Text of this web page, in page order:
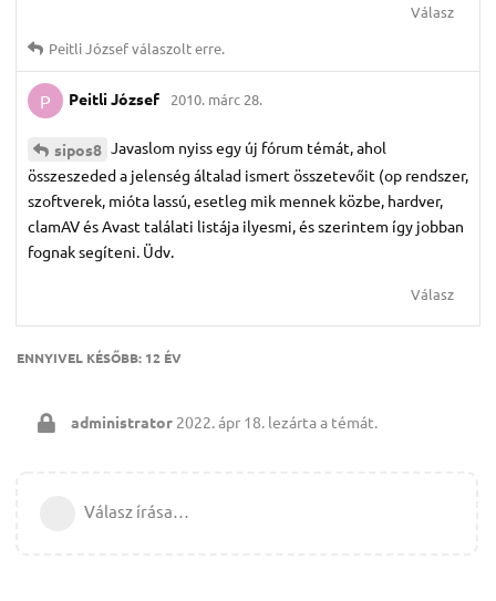
Válasz
Peitli Józsefválaszolt erre.
P Peitli József 2010. márc 28.
sipos8 Javaslom nyiss egy új fórum témát, ahol
összeszeded a jelenség általad ismert összetevőit (op rendszer,
szoftverek, mióta lassú, esetleg mik mennek közbe, hardver,
clamAV és Avast találati listája ilyesmi, és szerintem így jobban
fognak segíteni. Üdv.
Válasz
ENNYIVEL KÉSŐBB: 12 ÉV
administrator 2022. ápr 18. lezárta a témát.
Válasz írása…